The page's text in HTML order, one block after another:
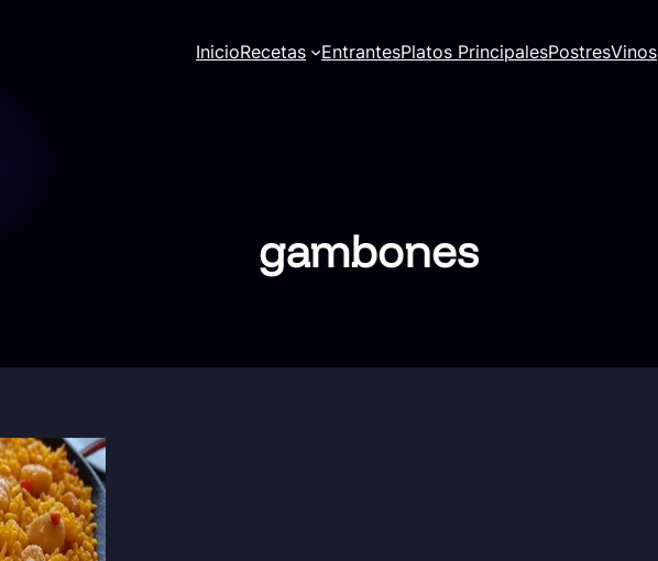
InicioRecetas EntrantesPlatos PrincipalesPostresVinos
gambones